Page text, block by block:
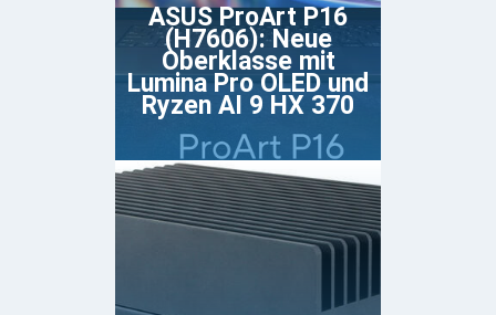
ASUS ProArt P16
(H7606): Neue
Oberklasse mit
Lumina Pro OLED und
Ryzen AI 9 HX 370